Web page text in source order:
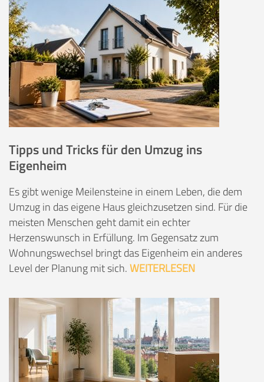
Tipps und Tricks für den Umzug ins
Eigenheim
Es gibt wenige Meilensteine in einem Leben, die dem
Umzug in das eigene Haus gleichzusetzen sind. Für die
meisten Menschen geht damit ein echter
Herzenswunsch in Erfüllung. Im Gegensatz zum
Wohnungswechsel bringt das Eigenheim ein anderes
Level der Planung mit sich.WEITERLESEN